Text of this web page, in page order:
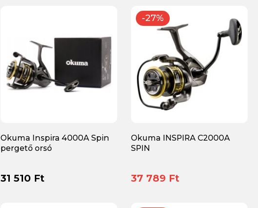
Okuma Inspira 4000A Spin
pergető orsó
31 510 Ft
-27%
Okuma INSPIRA C2000A
SPIN
37 789 Ft